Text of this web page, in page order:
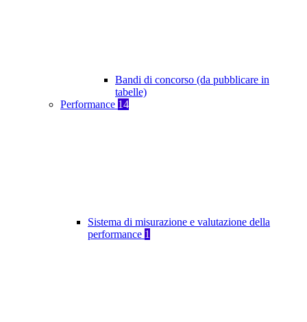
Bandi di concorso (da pubblicare in
tabelle)
Performance 14
Sistema di misurazione e valutazione della
performance 1